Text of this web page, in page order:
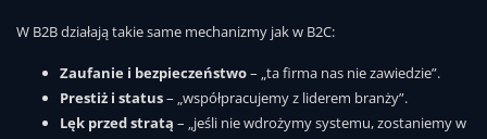
W B2B działają takie same mechanizmy jak w B2C:
Zaufanie i bezpieczeństwo– „ta firma nas nie zawiedzie”.
Prestiż i status– „współpracujemy z liderem branży”.
Lęk przed stratą – „jeśli nie wdrożymy systemu, zostaniemy w